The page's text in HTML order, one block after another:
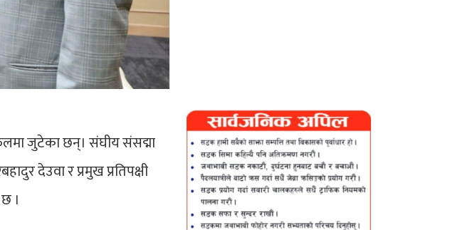
जुटेका छन्। संघीय संसद्मा
देउवा र प्रमुख प्रतिपक्षी
।